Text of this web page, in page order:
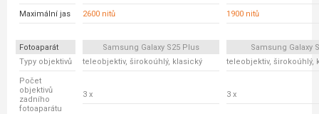
Maximální jas 2600 nitů 1900 nitů
Fotoaparát Samsung Galaxy S25 Plus
Samsung Galaxy
Typy objektivů
teleobjektiv, širokoúhlý, klasický teleobjektiv, širokoúhlý,
Počet
objektivů
zadního
fotoaparátu
3 x 3 x